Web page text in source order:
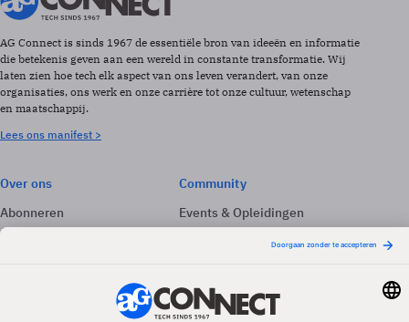
AG Connect is sinds 1967 de essentiële bron van ideeën en informatie
die betekenis geven aan een wereld in constante transformatie. Wij
laten zien hoe tech elk aspect van ons leven verandert, van onze
organisaties, ons werk en onze carrière tot onze cultuur, wetenschap
en maatschappij.
Lees ons manifest >
Over ons
Abonneren
Adverteren
Community
Events & Opleidingen
Nieuwsbrieven